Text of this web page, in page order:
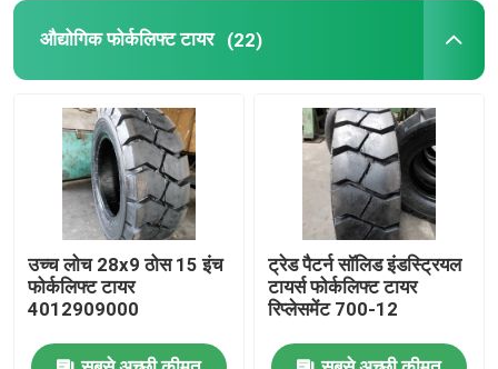
औद्योगिक फोर्कलिफ्ट टायर (22)
उच्च लोच 28x9 ठोस 15 इंच
फोर्कलिफ्ट टायर
4012909000
ट्रेड पैटर्न सॉलिड इंडस्ट्रियल
टायर्स फोर्कलिफ्ट टायर
रिप्लेसमेंट 700-12